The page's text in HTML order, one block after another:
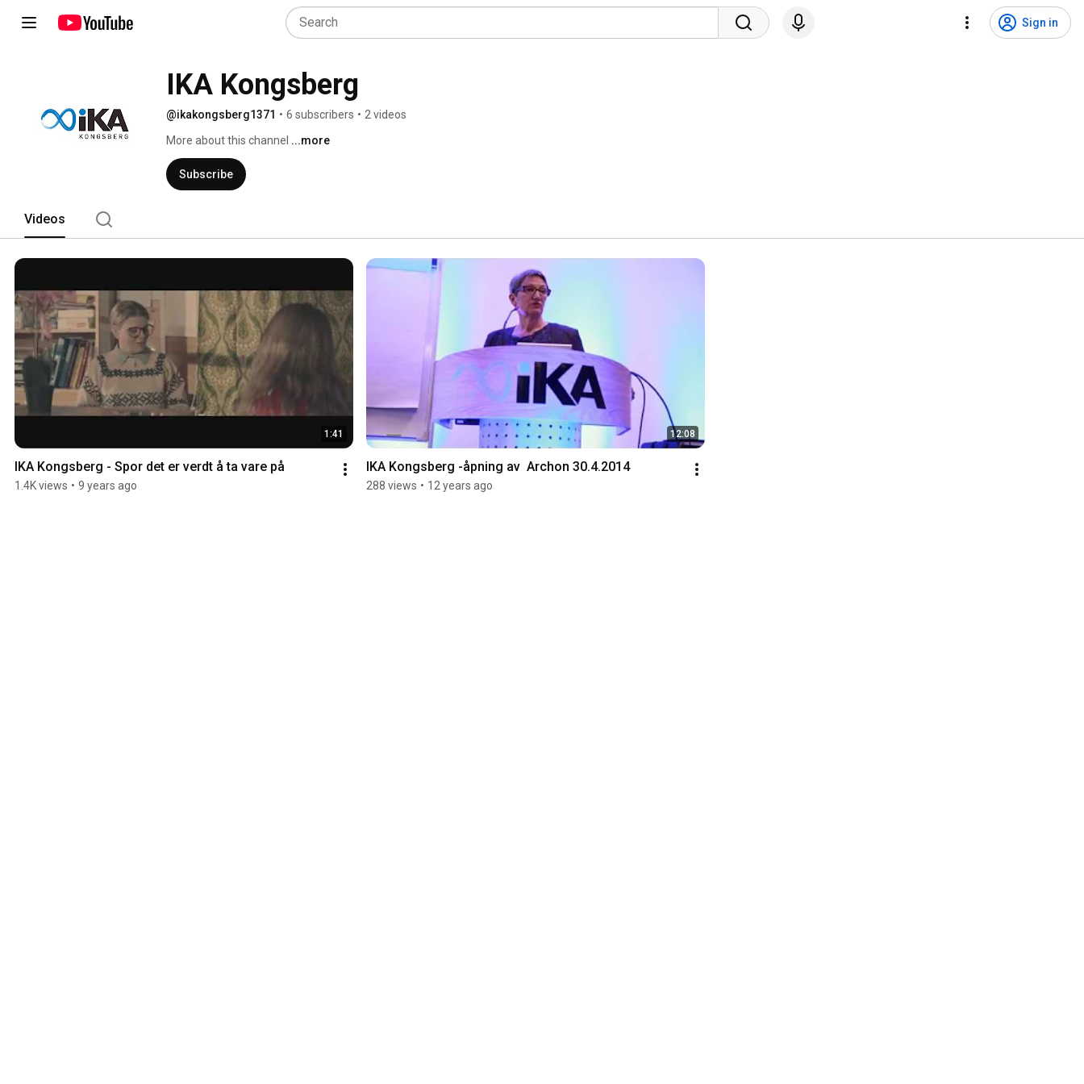
Sign in
IKA Kongsberg
@ikakongsberg1371 • 6 subscribers • 2 videos
More about this channel ...more
Subscribe
Videos
1:41
IKA Kongsberg - Spor det er verdt å ta vare på
1.4K views • 9 years ago
12:08
IKA Kongsberg -åpning av  Archon 30.4.2014
288 views • 12 years ago